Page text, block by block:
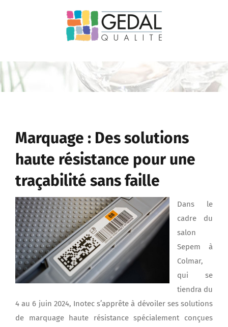
Marquage : Des solutions
haute résistance pour une
traçabilité sans faille
Dans le
cadre du
salon
Sepem à
Colmar,
qui se
tiendra du
4 au 6 juin 2024, Inotec s’apprête à dévoiler ses solutions
de marquage haute résistance spécialement conçues